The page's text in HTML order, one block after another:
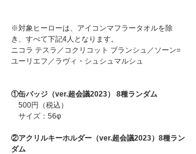
※対象ヒーローは、アイコンマフラータオルを除
き、すべて下記4人となります。
ニコラ テスラ／コクリコット ブランシュ／ソーン=
ユーリエフ／ラヴィ・シュシュマルシュ
①缶バッジ（ver.超会議2023） 8種ランダム
500円（税込）
サイズ：56φ
②アクリルキーホルダー（ver.超会議2023）8種ラン
ダム